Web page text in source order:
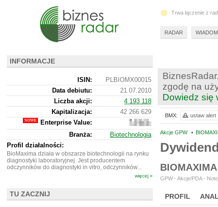
zgodę na
Dowiedz się
Akcje GPW •
GPW - Akcje/PDA -
PROFIL
BMX: ustaw alert
INFORMACJE
ISIN:
PLBIOMX00015
Data debiutu:
21.07.2010
Liczba akcji:
4 193 118
Kapitalizacja:
42 266 629
Enterprise Value:
57
967
629
Branża:
Biotechnologia
Profil działalności:
BioMaxima działa w obszarze biotechnologii na rynku
diagnostyki laboratoryjnej. Jest producentem
odczynników do diagnostyki in vitro, odczynników...
więcej »
TU ZACZNIJ
Trwa łączenie z
RADAR